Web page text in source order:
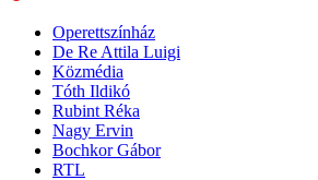
Operettszínház
De Re Attila Luigi
Közmédia
Tóth Ildikó
Rubint Réka
Nagy Ervin
Bochkor Gábor
RTL